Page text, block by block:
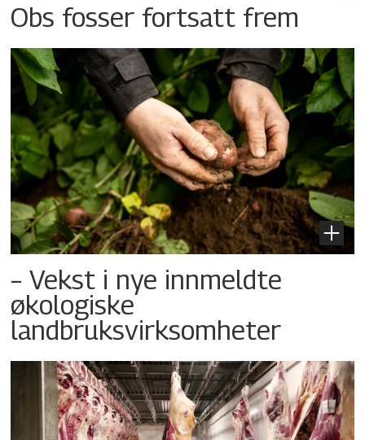
Obs fosser fortsatt frem
– Vekst i nye innmeldte
økologiske
landbruksvirksomheter